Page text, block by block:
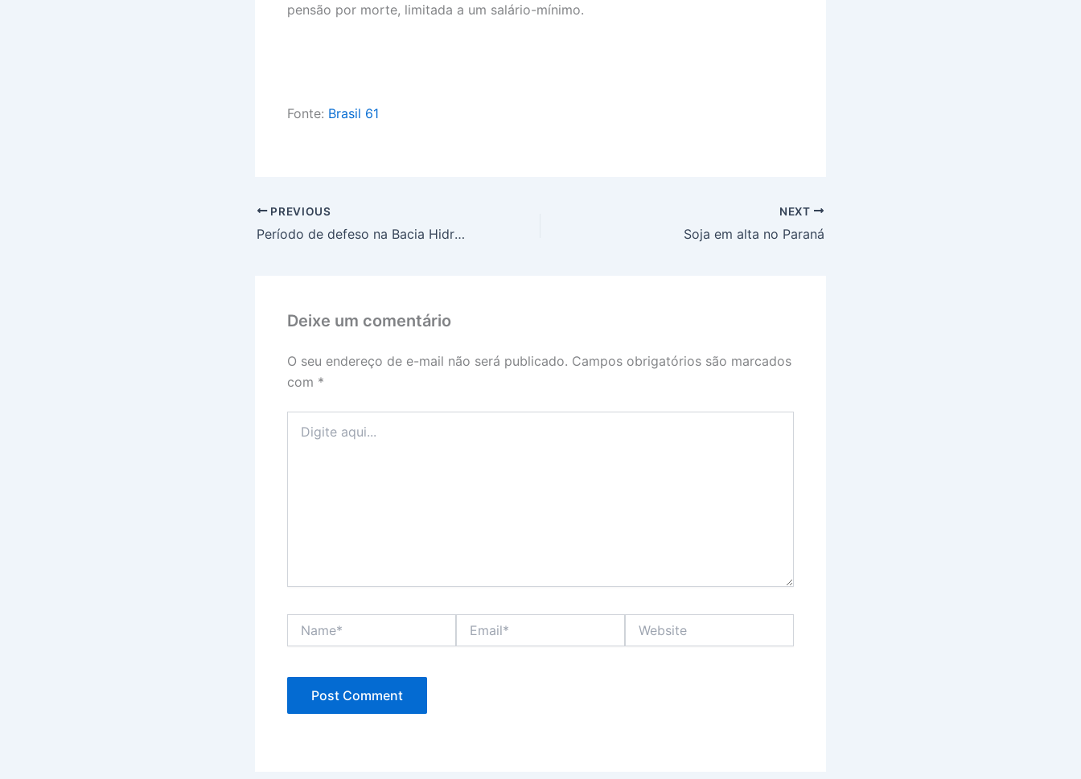
pensão por morte, limitada a um salário-mínimo.
Fonte: Brasil 61
PREVIOUS
Período de defeso na Bacia Hidrográfica do Rio Paraná termina em 28 de fevereiro
NEXT
Soja em alta no Paraná
Deixe um comentário
O seu endereço de e-mail não será publicado. Campos obrigatórios são marcados
com *
aqui...